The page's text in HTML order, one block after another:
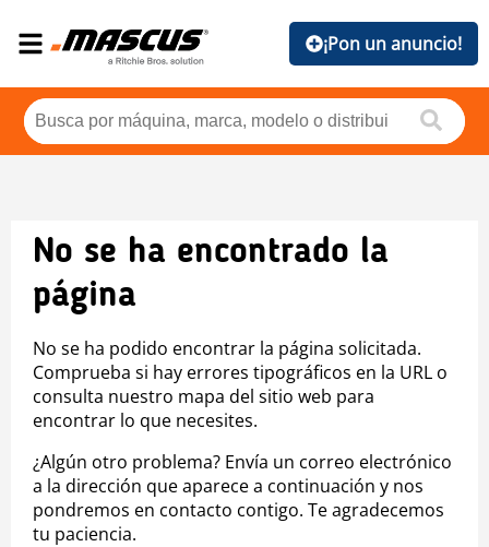
¡Pon un anuncio!
No se ha encontrado la
página
No se ha podido encontrar la página solicitada.
Comprueba si hay errores tipográficos en la URL o
consulta nuestro mapa del sitio web para
encontrar lo que necesites.
¿Algún otro problema? Envía un correo electrónico
a la dirección que aparece a continuación y nos
pondremos en contacto contigo. Te agradecemos
tu paciencia.